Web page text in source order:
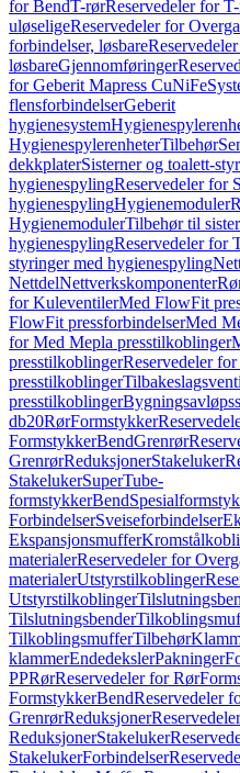
for BendT-rørReservedeler for
uløseligeReservedeler for
forbindelser, løsbare
løsbareGjennomføringer
for Geberit Mapress CuNiFe
flensforbindelserGeberit
hygienesystem
HygienespylerenheterTilbehør
dekkplaterSisterner og toalett-
hygienespylingReservedeler for
hygienespylingHygienemoduler
HygienemodulerTilbehør til
hygienespylingReservedeler for
styringer med hygienespyling
NettdelNettverkskomponenter
for KuleventilerMed FlowFit
FlowFit pressforbindelserMed
for Med Mepla presstilkoblinger
presstilkoblingerReservedeler
presstilkoblinger
presstilkoblinger
db20RørFormstykker
FormstykkerBendGrenrør
GrenrørReduksjonerStakeluker
StakelukerSuperTube-
formstykkerBend
ForbindelserSveiseforbindelser
Ekspansjonsmuffer
materialerReservedeler for
materialerUtstyrstilkoblinger
Utstyrstilkoblinger
Tilslutningsbender
TilkoblingsmufferTilbehør
klammerEndedekslerPakninger
PPRørReservedeler for Rør
FormstykkerBendReservedeler
GrenrørReduksjoner
ReduksjonerStakeluker
StakelukerForbindelser